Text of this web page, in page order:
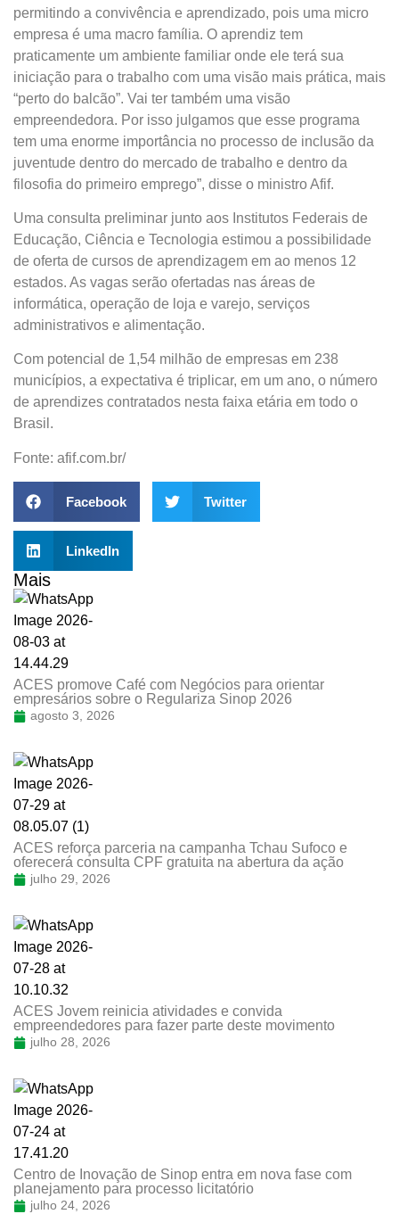
permitindo a convivência e aprendizado, pois uma micro
empresa é uma macro família. O aprendiz tem
praticamente um ambiente familiar onde ele terá sua
iniciação para o trabalho com uma visão mais prática, mais
“perto do balcão”. Vai ter também uma visão
empreendedora. Por isso julgamos que esse programa
tem uma enorme importância no processo de inclusão da
juventude dentro do mercado de trabalho e dentro da
filosofia do primeiro emprego”, disse o ministro Afif.
Uma consulta preliminar junto aos Institutos Federais de
Educação, Ciência e Tecnologia estimou a possibilidade
de oferta de cursos de aprendizagem em ao menos 12
estados. As vagas serão ofertadas nas áreas de
informática, operação de loja e varejo, serviços
administrativos e alimentação.
Com potencial de 1,54 milhão de empresas em 238
municípios, a expectativa é triplicar, em um ano, o número
de aprendizes contratados nesta faixa etária em todo o
Brasil.
Fonte: afif.com.br/
Facebook Twitter
LinkedIn
Mais
ACES promove Café com Negócios para orientar
empresários sobre o Regulariza Sinop 2026
agosto 3, 2026
ACES reforça parceria na campanha Tchau Sufoco e
oferecerá consulta CPF gratuita na abertura da ação
julho 29, 2026
ACES Jovem reinicia atividades e convida
empreendedores para fazer parte deste movimento
julho 28, 2026
Centro de Inovação de Sinop entra em nova fase com
planejamento para processo licitatório
julho 24, 2026